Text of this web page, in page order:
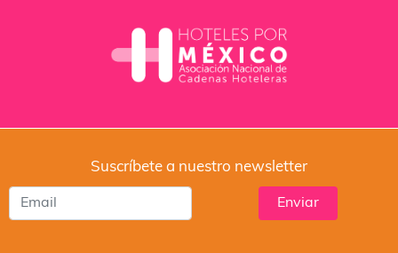
Suscríbete a nuestro newsletter